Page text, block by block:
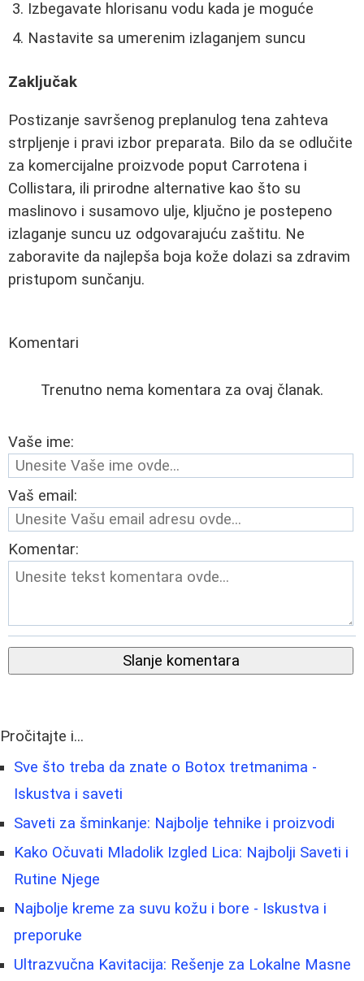
Izbegavate hlorisanu vodu kada je moguće
Nastavite sa umerenim izlaganjem suncu
Zaključak
Postizanje savršenog preplanulog tena zahteva
strpljenje i pravi izbor preparata. Bilo da se odlučite
za komercijalne proizvode poput Carrotena i
Collistara, ili prirodne alternative kao što su
maslinovo i susamovo ulje, ključno je postepeno
izlaganje suncu uz odgovarajuću zaštitu. Ne
zaboravite da najlepša boja kože dolazi sa zdravim
pristupom sunčanju.
Komentari
Trenutno nema komentara za ovaj članak.
Vaše ime:
Vaš email:
Komentar:
Slanje komentara
Pročitajte i...
Sve što treba da znate o Botox tretmanima -
Iskustva i saveti
Saveti za šminkanje: Najbolje tehnike i proizvodi
Kako Očuvati Mladolik Izgled Lica: Najbolji Saveti i
Rutine Njege
Najbolje kreme za suvu kožu i bore - Iskustva i
preporuke
Ultrazvučna Kavitacija: Rešenje za Lokalne Masne